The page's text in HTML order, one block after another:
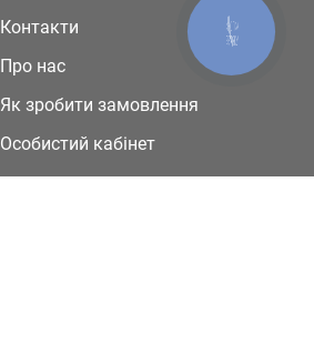
Контакти
Про нас
Як зробити замовлення
Особистий кабінет
КНОПКА
ЗВ'ЯЗКУ